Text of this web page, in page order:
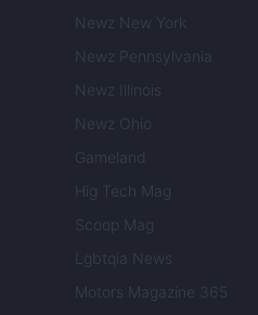
Newz New York
Newz Pennsylvania
Newz Illinois
Newz Ohio
Gameland
Hig Tech Mag
Scoop Mag
Lgbtqia News
Motors Magazine 365